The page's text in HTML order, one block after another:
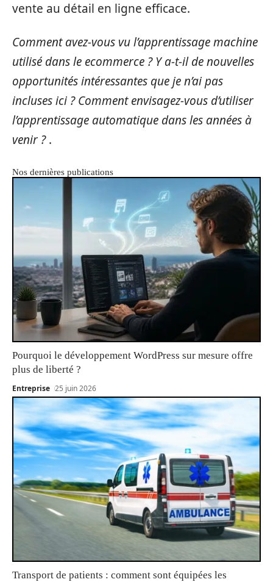
vente au détail en ligne efficace.
Comment avez-vous vu l’apprentissage machine
utilisé dans le ecommerce ? Y a-t-il de nouvelles
opportunités intéressantes que je n’ai pas
incluses ici ? Comment envisagez-vous d’utiliser
l’apprentissage automatique dans les années à
venir ?.
Nos dernières publications
Pourquoi le développement WordPress sur mesure offre
plus de liberté ?
Entreprise 25 juin 2026
Transport de patients : comment sont équipées les